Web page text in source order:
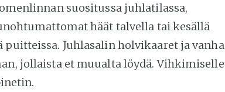
suositussa juhlatilassa,
häät talvella tai kesällä
Juhlasalin holvikaaret ja vanha
jollaista et muualta löydä. Vihkimiselle